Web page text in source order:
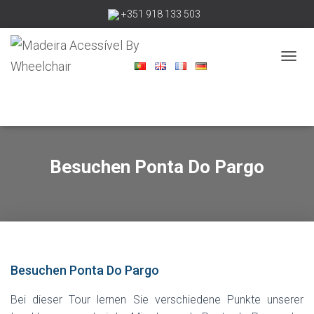
+351 918 133 503
madeiraacessivelbywheelchair@gmail.com
E
Besuchen Ponta Do Pargo
Besuchen Ponta Do Pargo
Bei dieser Tour lernen Sie verschiedene Punkte unserer